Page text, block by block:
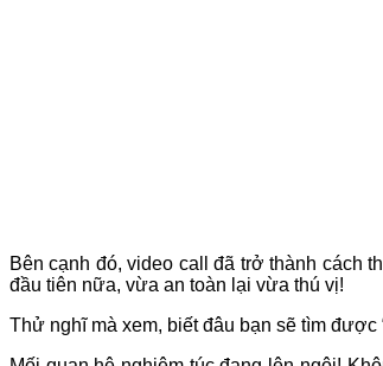
Bên cạnh đó, video call đã trở thành cách
đầu tiên nữa, vừa an toàn lại vừa thú vị!
Thử nghĩ mà xem, biết đâu bạn sẽ tìm được